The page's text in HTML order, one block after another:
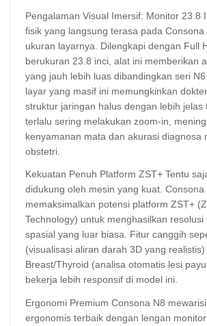
Pengalaman Visual Imersif: Monitor 23.8
fisik yang langsung terasa pada Consona
ukuran layarnya. Dilengkapi dengan Full
berukuran 23.8 inci, alat ini memberikan
yang jauh lebih luas dibandingkan seri
layar yang masif ini memungkinkan
struktur jaringan halus dengan lebih jelas
terlalu sering melakukan zoom-in,
kenyamanan mata dan akurasi diagnosa
obstetri.
Kekuatan Penuh Platform ZST+ Tentu
didukung oleh mesin yang kuat. Consona
memaksimalkan potensi platform ZST+
Technology) untuk menghasilkan resolusi
spasial yang luar biasa. Fitur canggih
(visualisasi aliran darah 3D yang
Breast/Thyroid (analisa otomatis lesi
bekerja lebih responsif di model ini.
Ergonomi Premium Consona N8
ergonomis terbaik dengan lengan